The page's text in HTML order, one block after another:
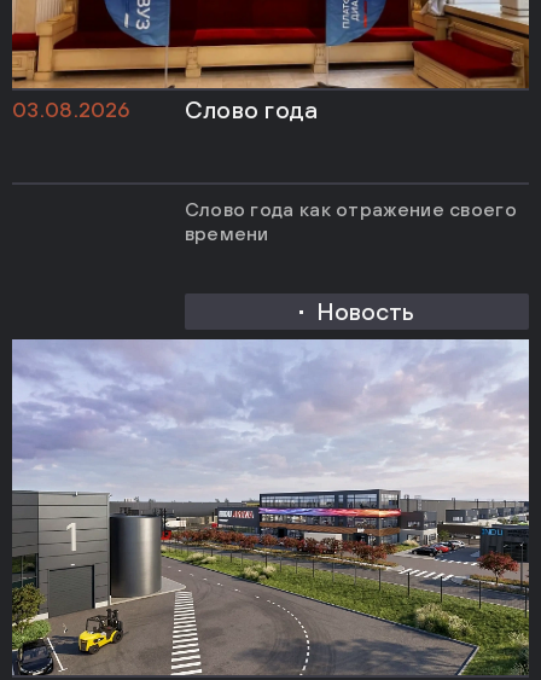
03.08.2026 Слово года
Слово года как отражение своего
времени
Новость